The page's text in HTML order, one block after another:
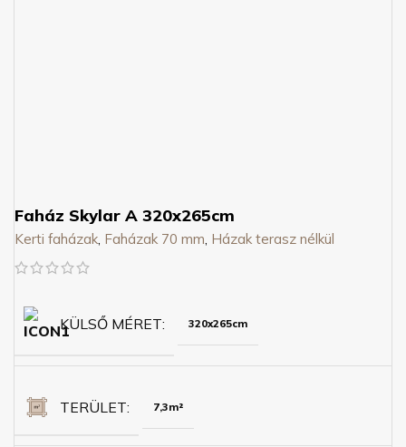
Faház Skylar A 320x265cm
Kerti faházak, Faházak 70 mm, Házak terasz nélkül
KÜLSŐ MÉRET 320x265cm
TERÜLET 7,3m²